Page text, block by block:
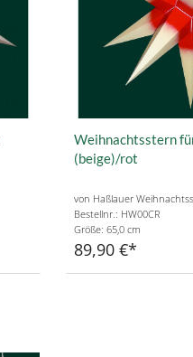
Weihnachtsstern
(beige)/rot
von Haßlauer
Bestellnr.: HW00CR
Größe: 65,0 cm
89,90 €